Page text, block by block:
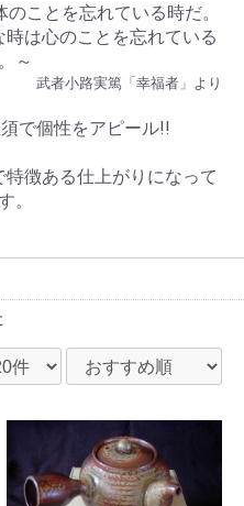
ことを忘れている時だ。
は心のことを忘れている
～
武者小路実篤「幸福者」より
で個性をアピール!!
徴ある仕上がりになって
。